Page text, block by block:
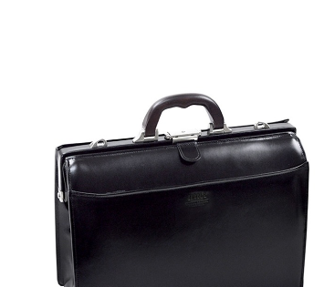
ラダー LADDER ビジネスバッグ メンズ 223